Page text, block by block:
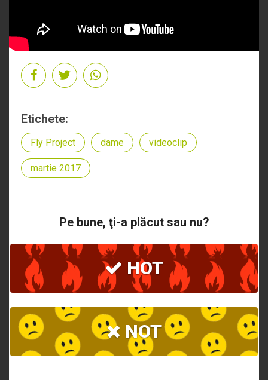
Etichete:
Fly Project dame videoclip
martie 2017
Pe bune, ţi-a plăcut sau nu?
HOT
NOT